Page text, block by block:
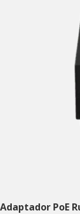
Adaptador PoE